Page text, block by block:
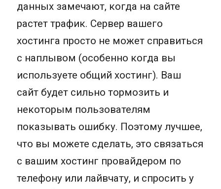
данных замечают, когда на сайте
растет трафик. Сервер вашего
хостинга просто не может справиться
с наплывом (особенно когда вы
используете общий хостинг). Ваш
сайт будет сильно тормозить и
некоторым пользователям
показывать ошибку. Поэтому лучшее,
что вы можете сделать, это связаться
с вашим хостинг провайдером по
телефону или лайвчату, и спросить у